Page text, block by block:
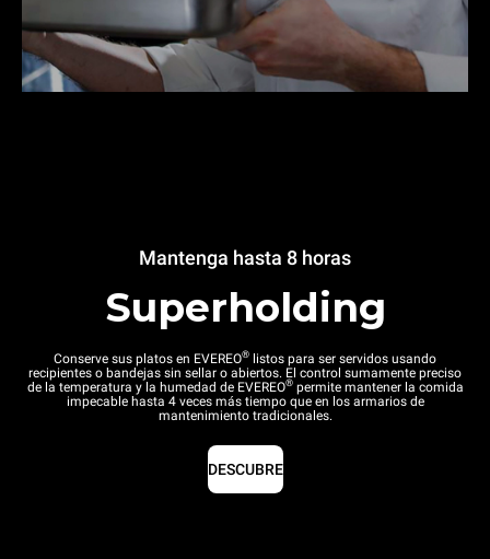
Mantenga hasta 8 horas
Superholding
Conserve sus platos en EVEREO® listos para ser servidos usando
recipientes o bandejas sin sellar o abiertos. El control sumamente preciso
de la temperatura y la humedad de EVEREO®permite mantener la comida
impecable hasta 4 veces más tiempo que en los armarios de
mantenimiento tradicionales.
DESCUBRE